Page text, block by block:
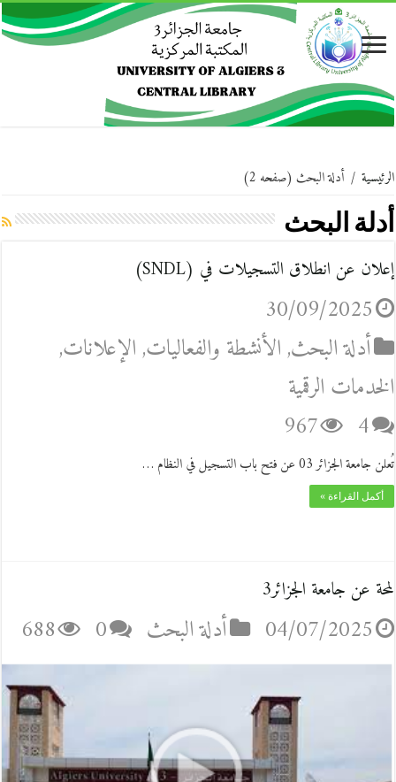
الرئيسية / أدلة البحث (صفحه 2)
أدلة البحث
إعلان عن انطلاق التسجيلات في (SNDL)
30/09/2025
أدلة البحث,الأنشطة والفعاليات,الإعلانات,
الخدمات الرقمية
4
967
تُعلن جامعة الجزائر 03 عن فتح باب التسجيل في النظام …
أكمل القراءة »
لمحة عن جامعة الجزائر3
04/07/2025 أدلة البحث 0
688